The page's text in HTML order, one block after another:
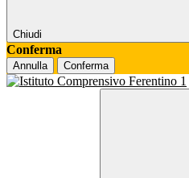
Chiudi
Conferma
Annulla Conferma